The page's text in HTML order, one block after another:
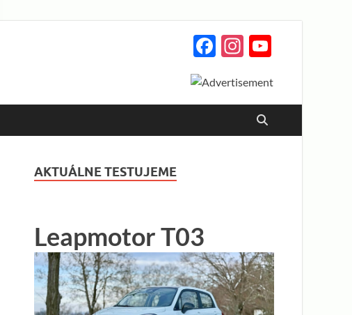
Facebook
Instagram
AKTUÁLNE TESTUJEME
Leapmotor T03